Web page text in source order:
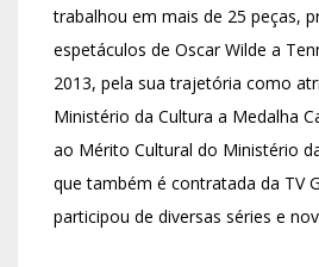
trabalhou em mais de 25 peças,
espetáculos de Oscar Wilde a
2013, pela sua trajetória como
Ministério da Cultura a Medalha
ao Mérito Cultural do Ministério
que também é contratada da TV
participou de diversas séries e